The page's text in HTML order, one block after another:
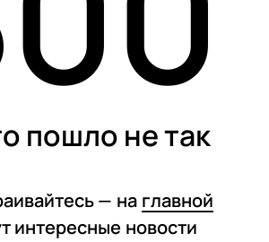
пошло не так
— на главной
интересные новости